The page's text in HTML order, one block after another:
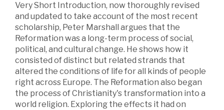
Very Short Introduction, now thoroughly revised
and updated to take account of the most recent
scholarship, Peter Marshall argues that the
Reformation was a long-term process of social,
political, and cultural change. He shows how it
consisted of distinct but related strands that
altered the conditions of life for all kinds of people
right across Europe. The Reformation also began
the process of Christianity's transformation into a
world religion. Exploring the effects it had on